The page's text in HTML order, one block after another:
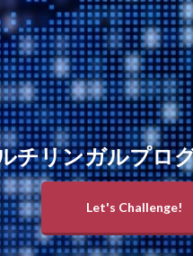
チリンガルプロ
Let's Challenge!